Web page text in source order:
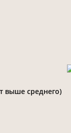
выше среднего)